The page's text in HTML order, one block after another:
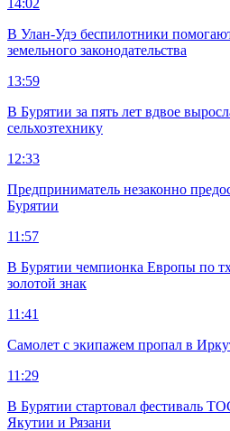
В Улан-Удэ беспилотники
земельного законодательства
13:59
В Бурятии за пять лет вдвое
сельхозтехнику
12:33
Предприниматель незаконно
Бурятии
11:57
В Бурятии чемпионка Европы по
золотой знак
11:41
Самолет с экипажем пропал в
11:29
В Бурятии стартовал фестиваль
Якутии и Рязани